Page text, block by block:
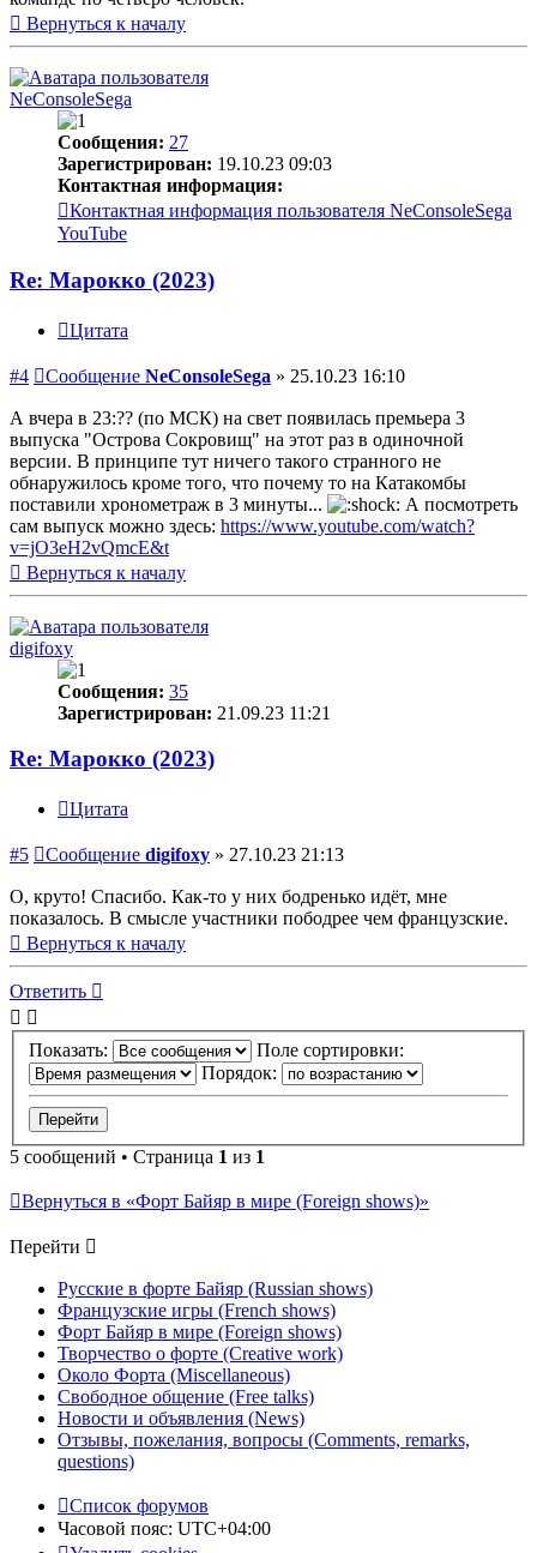
Вернуться к началу
NeConsoleSega
Сообщения: 27
Зарегистрирован: 19.10.23 09:03
Контактная информация:
Контактная информация пользователя NeConsoleSega
YouTube
Re: Марокко (2023)
Цитата
#4 Сообщение NeConsoleSega » 25.10.23 16:10
А вчера в 23:?? (по МСК) на свет появилась премьера 3
выпуска "Острова Сокровищ" на этот раз в одиночной
версии. В принципе тут ничего такого странного не
обнаружилось кроме того, что почему то на Катакомбы
поставили хронометраж в 3 минуты...
А посмотреть
сам выпуск можно здесь: https://www.youtube.com/watch?
v=jO3eH2vQmcE&t
Вернуться к началу
digifoxy
Сообщения: 35
Зарегистрирован: 21.09.23 11:21
Re: Марокко (2023)
Цитата
#5 Сообщение digifoxy » 27.10.23 21:13
О, круто! Спасибо. Как-то у них бодренько идёт, мне
показалось. В смысле участники пободрее чем французские.
Вернуться к началу
Ответить
Показать:
Поле сортировки:
Порядок:
5 сообщений • Страница 1 из 1
Вернуться в «Форт Байяр в мире (Foreign shows)»
Перейти
Русские в форте Байяр (Russian shows)
Французские игры (French shows)
Форт Байяр в мире (Foreign shows)
Творчество о форте (Creative work)
Около Форта (Miscellaneous)
Свободное общение (Free talks)
Новости и объявления (News)
Отзывы, пожелания, вопросы (Comments, remarks,
questions)
Список форумов
Часовой пояс: UTC+04:00